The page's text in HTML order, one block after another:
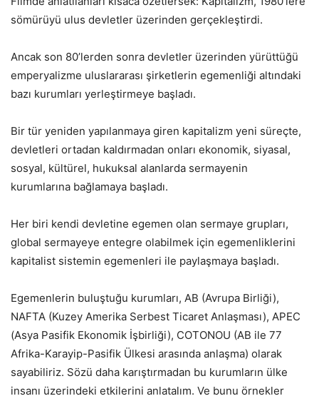
sömürüyü ulus devletler üzerinden gerçekleştirdi.
Ancak son 80’lerden sonra devletler üzerinden yürüttüğü
emperyalizme uluslararası şirketlerin egemenliği altındaki
bazı kurumları yerleştirmeye başladı.
Bir tür yeniden yapılanmaya giren kapitalizm yeni süreçte,
devletleri ortadan kaldırmadan onları ekonomik, siyasal,
sosyal, kültürel, hukuksal alanlarda sermayenin
kurumlarına bağlamaya başladı.
Her biri kendi devletine egemen olan sermaye grupları,
global sermayeye entegre olabilmek için egemenliklerini
kapitalist sistemin egemenleri ile paylaşmaya başladı.
Egemenlerin buluştuğu kurumları, AB (Avrupa Birliği),
NAFTA (Kuzey Amerika Serbest Ticaret Anlaşması), APEC
(Asya Pasifik Ekonomik İşbirliği), COTONOU (AB ile 77
Afrika-Karayip-Pasifik Ülkesi arasında anlaşma) olarak
sayabiliriz. Sözü daha karıştırmadan bu kurumların ülke
insanı üzerindeki etkilerini anlatalım. Ve bunu örnekler